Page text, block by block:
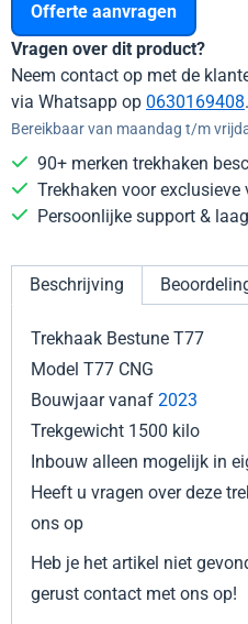
Offerte aanvragen
Vragen over dit product?
Neem contact op met de
via Whatsapp op 0630169408.
Bereikbaar van maandag t/m
90+ merken trekhaken
Trekhaken voor exclusieve
Persoonlijke support &
Beschrijving
Trekhaak Bestune T77
Model T77 CNG
Bouwjaar vanaf2023
Trekgewicht 1500 kilo
Inbouw alleen mogelijk in
Heeft u vragen over deze
ons op
Heb je het artikel niet
gerust contact met ons op!